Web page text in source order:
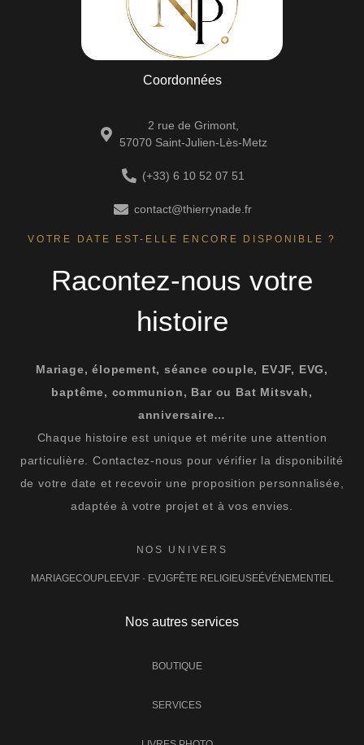
Coordonnées
2 rue de Grimont,
57070 Saint-Julien-Lès-Metz
(+33) 6 10 52 07 51
contact@thierrynade.fr
VOTRE DATE EST-ELLE ENCORE DISPONIBLE ?
Racontez-nous votre
histoire
Mariage, élopement, séance couple, EVJF, EVG,
baptême, communion, Bar ou Bat Mitsvah,
anniversaire…
Chaque histoire est unique et mérite une attention
particulière. Contactez-nous pour vérifier la disponibilité
de votre date et recevoir une proposition personnalisée,
adaptée à votre projet et à vos envies.
NOS UNIVERS
MARIAGECOUPLEEVJF · EVJGFÊTE RELIGIEUSEÉVÉNEMENTIEL
Nos autres services
BOUTIQUE
SERVICES